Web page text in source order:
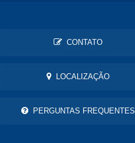
CONTATO
LOCALIZAÇÃO
PERGUNTAS FREQUENTES